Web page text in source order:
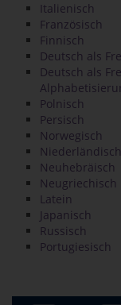
Italienisch
Französisch
Finnisch
Deutsch als
Deutsch als
Polnisch
Persisch
Norwegisch
Niederländisch
Neuhebräisch
Neugriechisch
Latein
Japanisch
Russisch
Portugiesisch